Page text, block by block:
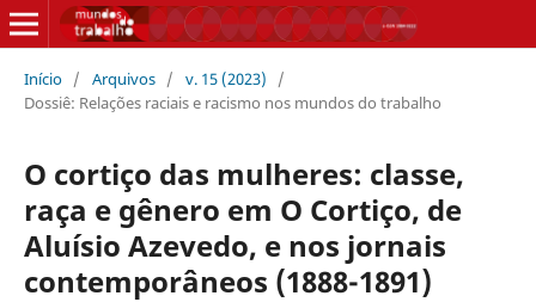
Início / Arquivos / v. 15 (2023)
/
Dossiê: Relações raciais e racismo nos mundos do trabalho
O cortiço das mulheres: classe,
raça e gênero em O Cortiço, de
Aluísio Azevedo, e nos jornais
contemporâneos (1888-1891)